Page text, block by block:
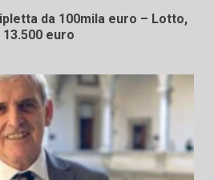
da 100mila euro – Lotto,
euro